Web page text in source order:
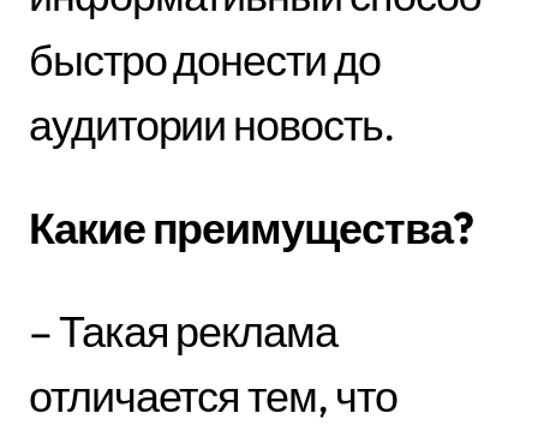
быстро донести до
аудитории новость.
Какие преимущества?
– Такая реклама
отличается тем, что